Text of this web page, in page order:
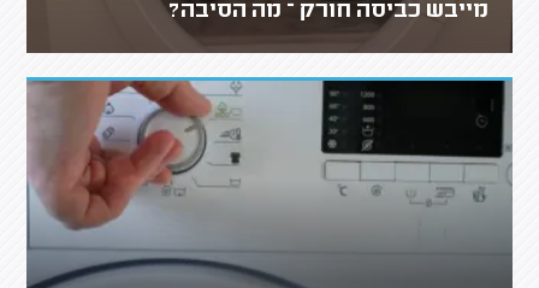
מייבש כביסה חורק – מה הסיבה?